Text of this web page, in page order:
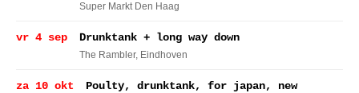
Super Markt Den Haag
vr 4 sep Drunktank + long way down
The Rambler, Eindhoven
za 10 okt
Poulty, drunktank, for japan, new